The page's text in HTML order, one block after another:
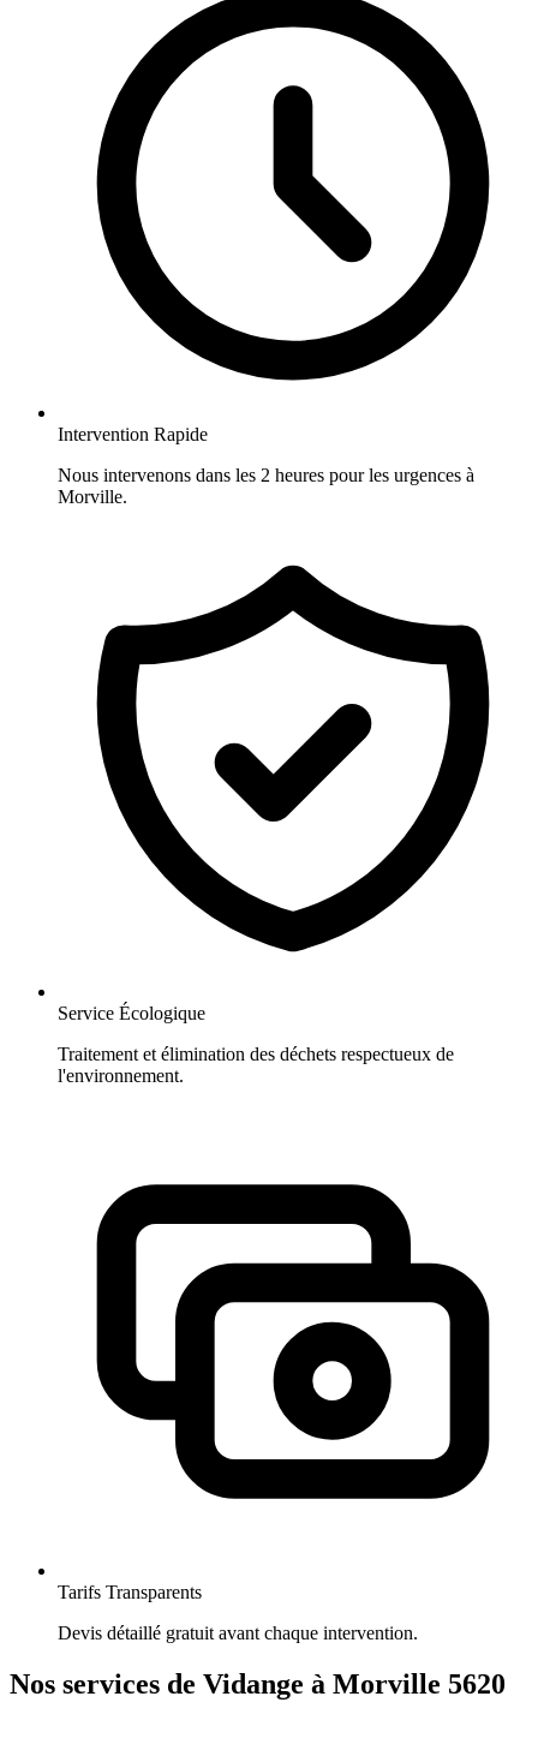
Intervention Rapide
Nous intervenons dans les 2 heures pour les urgences à
Morville.
Service Écologique
Traitement et élimination des déchets respectueux de
l'environnement.
Tarifs Transparents
Devis détaillé gratuit avant chaque intervention.
Nos services de Vidange à Morville 5620